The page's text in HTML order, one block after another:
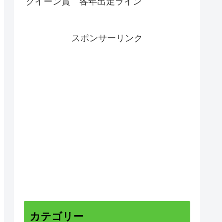
スポンサーリンク
カテゴリー